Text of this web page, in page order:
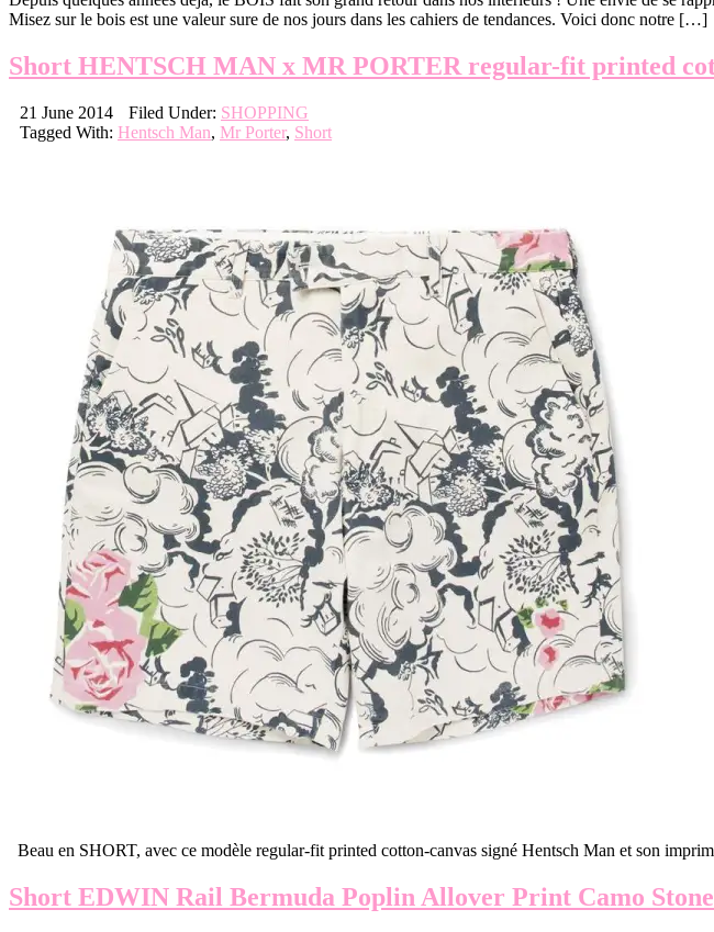
Misez sur le bois est une valeur sure de nos jours dans les cahiers de tendances. Voici donc notre […]
Short HENTSCH MAN x MR PORTER regular-fit printed
21 June 2014 Filed Under: SHOPPING
Tagged With: Hentsch Man, Mr Porter, Short
Beau en SHORT, avec ce modèle regular-fit printed cotton-canvas signé Hentsch Man et son
Short EDWIN Rail Bermuda Poplin Allover Print Camo Stone